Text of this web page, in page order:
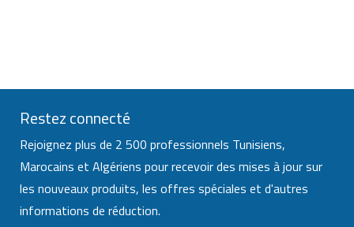
Restez connecté
Rejoignez plus de 2 500 professionnels Tunisiens,
Marocains et Algériens pour recevoir des mises à jour sur
les nouveaux produits, les offres spéciales et d'autres
informations de réduction.